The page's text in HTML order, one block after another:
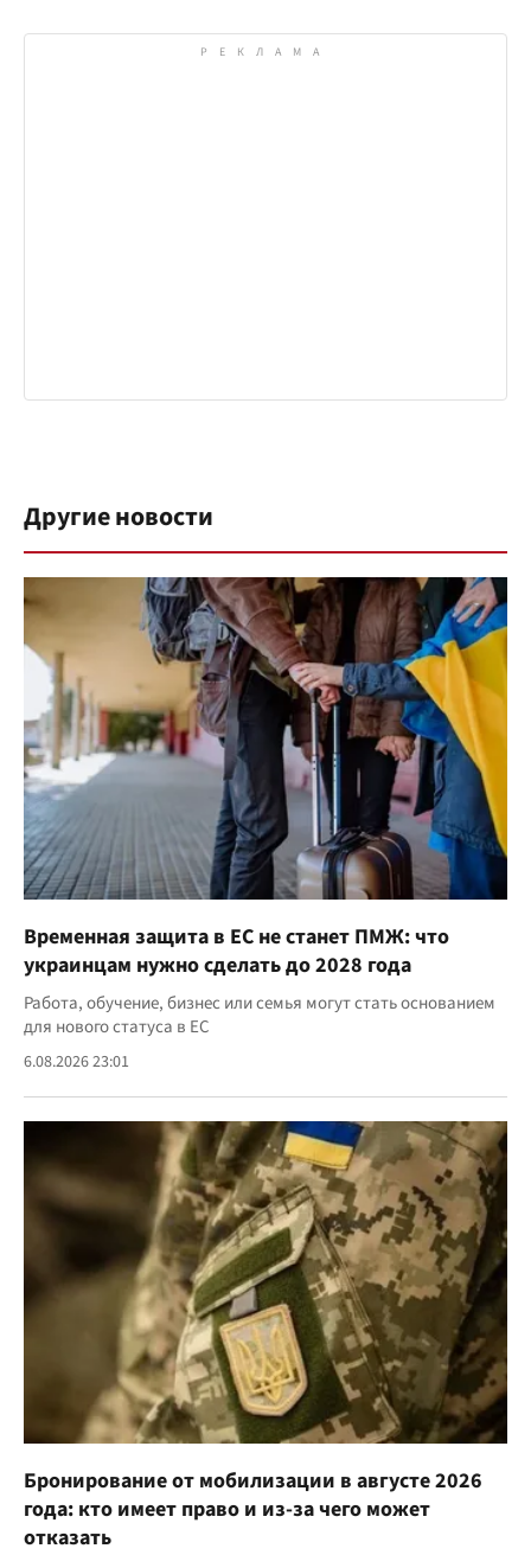
Другие новости
Временная защита в ЕС не станет ПМЖ: что
украинцам нужно сделать до 2028 года
Работа, обучение, бизнес или семья могут стать основанием
для нового статуса в ЕС
6.08.2026 23:01
Бронирование от мобилизации в августе 2026
года: кто имеет право и из-за чего может
отказать